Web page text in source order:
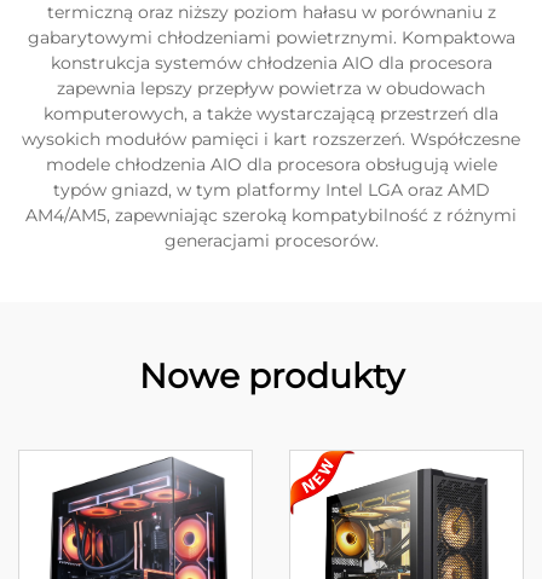
termiczną oraz niższy poziom hałasu w porównaniu z
gabarytowymi chłodzeniami powietrznymi. Kompaktowa
konstrukcja systemów chłodzenia AIO dla procesora
zapewnia lepszy przepływ powietrza w obudowach
komputerowych, a także wystarczającą przestrzeń dla
wysokich modułów pamięci i kart rozszerzeń. Współczesne
modele chłodzenia AIO dla procesora obsługują wiele
typów gniazd, w tym platformy Intel LGA oraz AMD
AM4/AM5, zapewniając szeroką kompatybilność z różnymi
generacjami procesorów.
Nowe produkty